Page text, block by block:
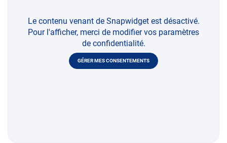
Le contenu venant de Snapwidget est désactivé.
Pour l'afficher, merci de modifier vos paramètres
de confidentialité.
GÉRER MES CONSENTEMENTS